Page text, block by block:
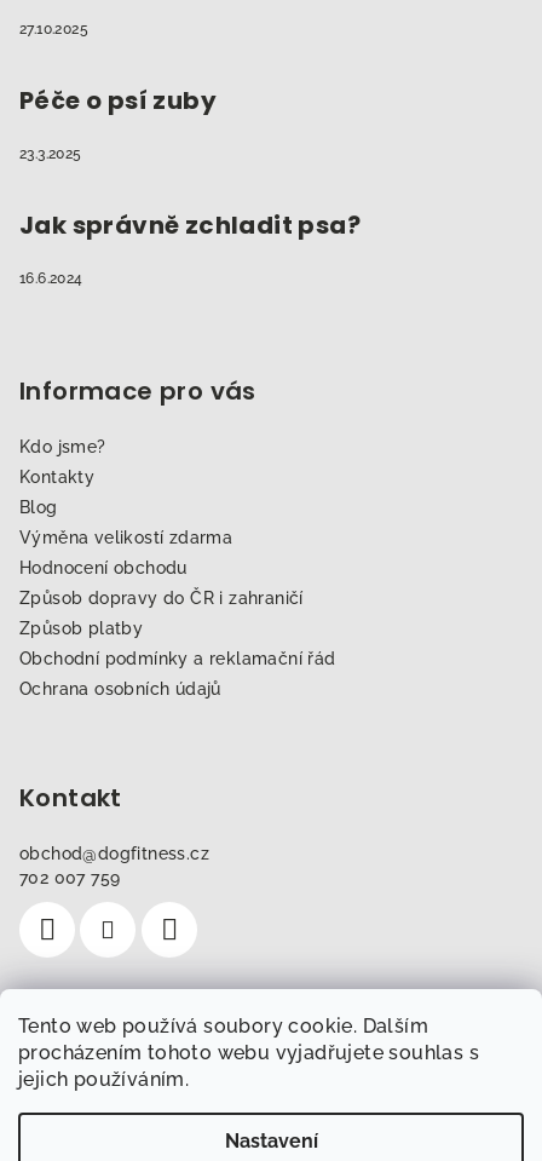
Tento web používá soubory cookie. Dalším
procházením tohoto webu vyjadřujete souhlas s
jejich používáním.
Nastavení
27.10.2025
Péče o psí zuby
23.3.2025
Jak správně zchladit psa?
16.6.2024
Informace pro vás
Kdo jsme?
Kontakty
Blog
Výměna velikostí zdarma
Hodnocení obchodu
Způsob dopravy do ČR i zahraničí
Způsob platby
Obchodní podmínky a reklamační řád
Ochrana osobních údajů
Kontakt
obchod@dogfitness.cz
702 007 759
Instagram
Sledovat na Instagramu